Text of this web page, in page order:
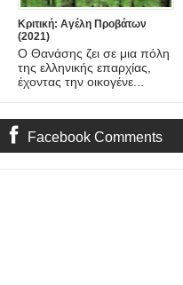
Κριτική: Αγέλη Προβάτων
(2021)
Ο Θανάσης ζει σε μια πόλη
της ελληνικής επαρχίας,
έχοντας την οικογένε...
Facebook Comments